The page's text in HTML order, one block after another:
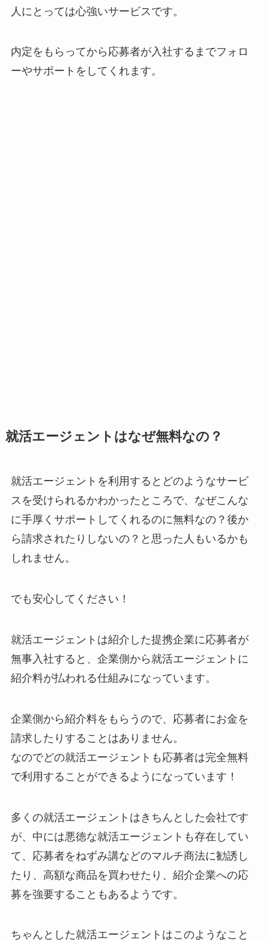
人にとっては心強いサービスです。
内定をもらってから応募者が入社するまでフォロ
ーやサポートをしてくれます。
就活エージェントはなぜ無料なの？
就活エージェントを利用するとどのようなサービ
スを受けられるかわかったところで、なぜこんな
に手厚くサポートしてくれるのに無料なの？後か
ら請求されたりしないの？と思った人もいるかも
しれません。
でも安心してください！
就活エージェントは紹介した提携企業に応募者が
無事入社すると、企業側から就活エージェントに
紹介料が払われる仕組みになっています。
企業側から紹介料をもらうので、応募者にお金を
請求したりすることはありません。
なのでどの就活エージェントも応募者は完全無料
で利用することができるようになっています！
多くの就活エージェントはきちんとした会社です
が、中には悪徳な就活エージェントも存在してい
て、応募者をねずみ講などのマルチ商法に勧誘し
たり、高額な商品を買わせたり、紹介企業への応
募を強要することもあるようです。
ちゃんとした就活エージェントはこのようなこと